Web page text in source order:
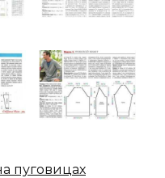
пуговицах